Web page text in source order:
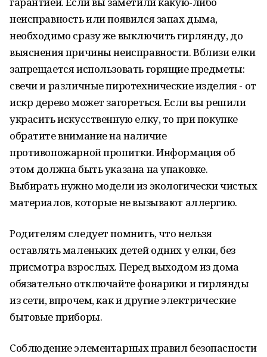
неисправность или появился запах дыма,
необходимо сразу же выключить гирлянду, до
выяснения причины неисправности. Вблизи елки
запрещается использовать горящие предметы:
свечи и различные пиротехнические изделия - от
искр дерево может загореться. Если вы решили
украсить искусственную елку, то при покупке
обратите внимание на наличие
противопожарной пропитки. Информация об
этом должна быть указана на упаковке.
Выбирать нужно модели из экологически чистых
материалов, которые не вызывают аллергию.
Родителям следует помнить, что нельзя
оставлять маленьких детей одних у елки, без
присмотра взрослых. Перед выходом из дома
обязательно отключайте фонарики и гирлянды
из сети, впрочем, как и другие электрические
бытовые приборы.
Соблюдение элементарных правил безопасности